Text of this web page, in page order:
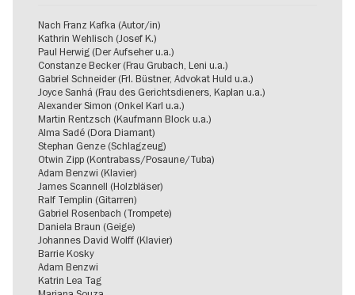
Nach Franz Kafka (Autor/in)
Kathrin Wehlisch (Josef K.)
Paul Herwig (Der Aufseher u.a.)
Constanze Becker (Frau Grubach, Leni u.a.)
Gabriel Schneider (Frl. Büstner, Advokat Huld u.a.)
Joyce Sanhá (Frau des Gerichtsdieners, Kaplan u.a.)
Alexander Simon (Onkel Karl u.a.)
Martin Rentzsch (Kaufmann Block u.a.)
Alma Sadé (Dora Diamant)
Stephan Genze (Schlagzeug)
Otwin Zipp (Kontrabass/Posaune/Tuba)
Adam Benzwi (Klavier)
James Scannell (Holzbläser)
Ralf Templin (Gitarren)
Gabriel Rosenbach (Trompete)
Daniela Braun (Geige)
Johannes David Wolff (Klavier)
Barrie Kosky
Adam Benzwi
Katrin Lea Tag